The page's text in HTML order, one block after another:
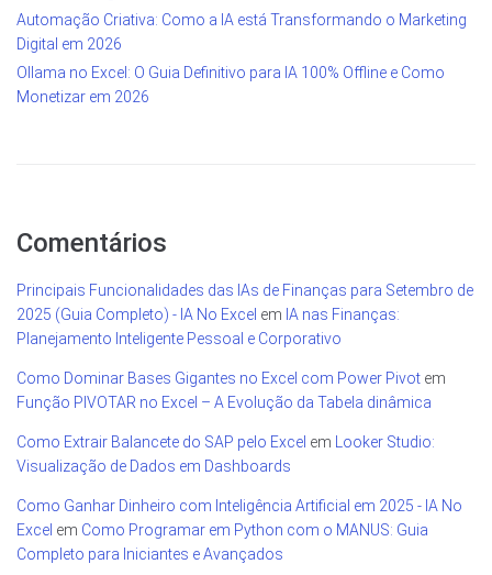
Automação Criativa: Como a IA está Transformando o Marketing
Digital em 2026
Ollama no Excel: O Guia Definitivo para IA 100% Offline e Como
Monetizar em 2026
Comentários
Principais Funcionalidades das IAs de Finanças para Setembro de
2025 (Guia Completo) - IA No Excel em IA nas Finanças:
Planejamento Inteligente Pessoal e Corporativo
Como Dominar Bases Gigantes no Excel com Power Pivot em
Função PIVOTAR no Excel – A Evolução da Tabela dinâmica
Como Extrair Balancete do SAP pelo Excel em
Looker Studio:
Visualização de Dados em Dashboards
Como Ganhar Dinheiro com Inteligência Artificial em 2025 - IA No
Excel em Como Programar em Python com o MANUS: Guia
Completo para Iniciantes e Avançados